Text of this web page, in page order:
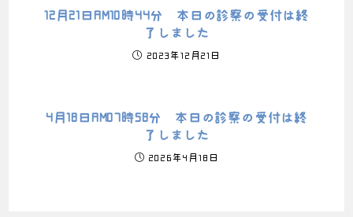
12月21日AM10時44分 本日の診察の受付は終
了しました
2023年12月21日
4月18日AM07時58分 本日の診察の受付は終
了しました
2026年4月18日